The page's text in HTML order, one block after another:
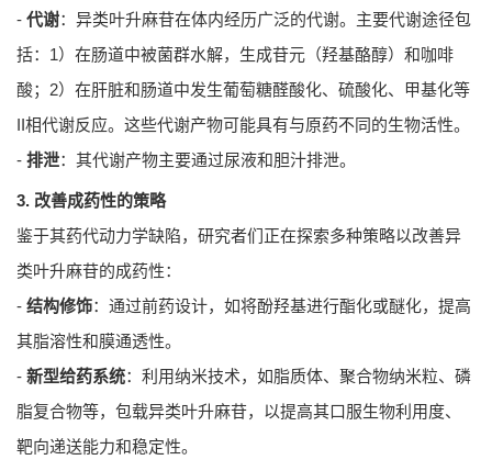
- 代谢：异类叶升麻苷在体内经历广泛的代谢。主要代谢途径包
括：1）在肠道中被菌群水解，生成苷元（羟基酪醇）和咖啡
酸；2）在肝脏和肠道中发生葡萄糖醛酸化、硫酸化、甲基化等
II相代谢反应。这些代谢产物可能具有与原药不同的生物活性。
- 排泄：其代谢产物主要通过尿液和胆汁排泄。
3. 改善成药性的策略
鉴于其药代动力学缺陷，研究者们正在探索多种策略以改善异
类叶升麻苷的成药性：
- 结构修饰：通过前药设计，如将酚羟基进行酯化或醚化，提高
其脂溶性和膜通透性。
- 新型给药系统：利用纳米技术，如脂质体、聚合物纳米粒、磷
脂复合物等，包载异类叶升麻苷，以提高其口服生物利用度、
靶向递送能力和稳定性。